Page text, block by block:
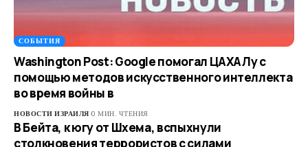
СОБЫТИЯ
Washington Post: Google помогал ЦАХАЛу с
помощью методов искусственного интеллекта
во время войны в
НОВОСТИ ИЗРАИЛЯ 0 МИН. ЧТЕНИЯ
В Бейта, к югу от Шхема, вспыхнули
столкновения террористов с силами